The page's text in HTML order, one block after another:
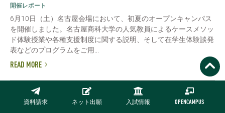
資料請求 ネット出願 入試情報 OPENCAMPUS
開催レポート
6月10日（土）名古屋会場において、初夏のオープンキャンパス
を開催しました。名古屋商科大学の人気教員によるケースメソッ
ド体験授業や各種支援制度に関する説明、そして在学生体験談発
表などのプログラムをご用...
READ MORE